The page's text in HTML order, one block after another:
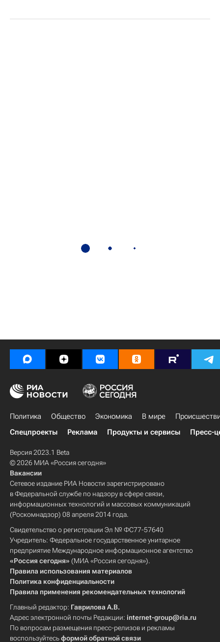
Политика Общество Экономика В мире
Спецпроекты
Реклама Продукты и сервисы Пресс-
Версия 2023.1 Beta
© 2026 МИА «Россия сегодня»
Вакансии
Сетевое издание РИА Новости зарегистрировано
в Федеральной службе по надзору в сфере связи,
информационных технологий и массовых коммуникаций
(Роскомнадзор) 08 апреля 2014 года.
Свидетельство о регистрации Эл № ФС77-57640
Учредитель: Федеральное государственное унитарное
предприятие Международное информационное агентство
«Россия сегодня» (МИА «Россия сегодня»).
Правила использования материалов
Политика конфиденциальности
Правила применения рекомендательных технологий
Главный редактор: Гаврилова А.В.
Адрес электронной почты Редакции: internet-group@ria.ru
По вопросам размещения пресс-релизов и рекламы
воспользуйтесьформой обратной связи